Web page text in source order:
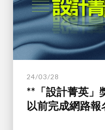
24/03/28
**「設計菁英」
以前完成網路報